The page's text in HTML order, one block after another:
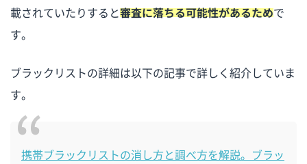
載されていたりすると審査に落ちる可能性があるためで
す。
ブラックリストの詳細は以下の記事で詳しく紹介していま
す。
携帯ブラックリストの消し方と調べ方を解説。ブラッ